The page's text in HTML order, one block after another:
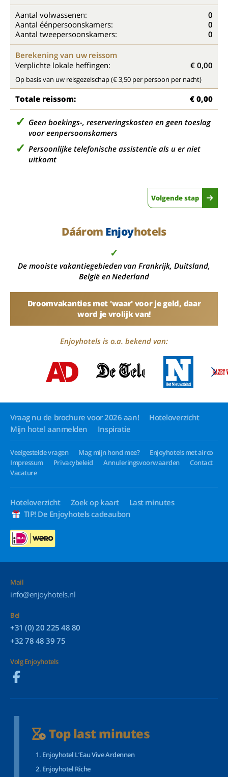
Aantal volwassenen:
0
Aantal éénpersoonskamers:
0
Aantal tweepersoonskamers:
0
Berekening van uw reissom
Verplichte lokale heffingen:
€ 0,00
Op basis van uw reisgezelschap (€ 3,50 per persoon per nacht)
Totale reissom: € 0,00
Geen boekings-, reserveringskosten en geen toeslag
voor eenpersoonskamers
Persoonlijke telefonische assistentie als u er niet
uitkomt
Volgende stap
Dáárom Enjoyhotels
✓
De mooiste vakantiegebieden van Frankrijk, Duitsland,
België en Nederland
Droomvakanties met 'waar' voor je geld, daar
word je vrolijk van!
Enjoyhotels is o.a. bekend van:
Vraag nu de brochure voor 2026 aan!
Hoteloverzicht
Mijn hotel aanmelden
Inspiratie
Veelgestelde vragen Mag mijn hond mee?
Enjoyhotels met airco
Impressum
Privacybeleid Annuleringsvoorwaarden
Contact
Vacature
Hoteloverzicht Zoek op kaart
Last minutes
TIP! De Enjoyhotels cadeaubon
Mail
info@enjoyhotels.nl
Bel
+31 (0) 20 225 48 80
+32 78 48 39 75
Volg Enjoyhotels
Top last minutes
Enjoyhotel L’Eau Vive Ardennen
Enjoyhotel Riche